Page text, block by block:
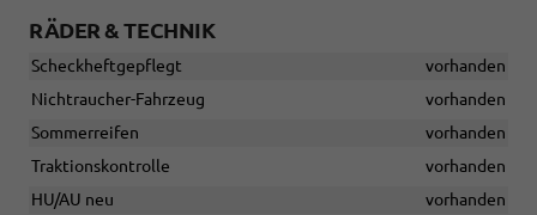
RÄDER & TECHNIK
Scheckheftgepflegt
vorhanden
Nichtraucher-Fahrzeug
vorhanden
Sommerreifen
vorhanden
Traktionskontrolle
vorhanden
HU/AU neu
vorhanden